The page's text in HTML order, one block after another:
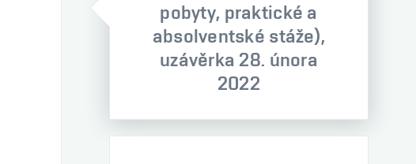
pobyty, praktické a
absolventské stáže),
uzávěrka 28. února
2022